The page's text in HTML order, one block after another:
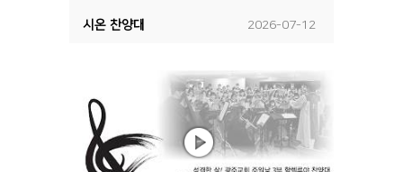
2026-07-12
시온 찬양대